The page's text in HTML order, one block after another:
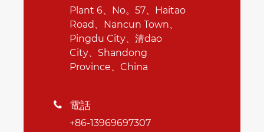
Plant 6、No。57、Haitao
Road、Nancun Town、
Pingdu City、清dao
City、Shandong
Province、China
 電話
+86-13969697307